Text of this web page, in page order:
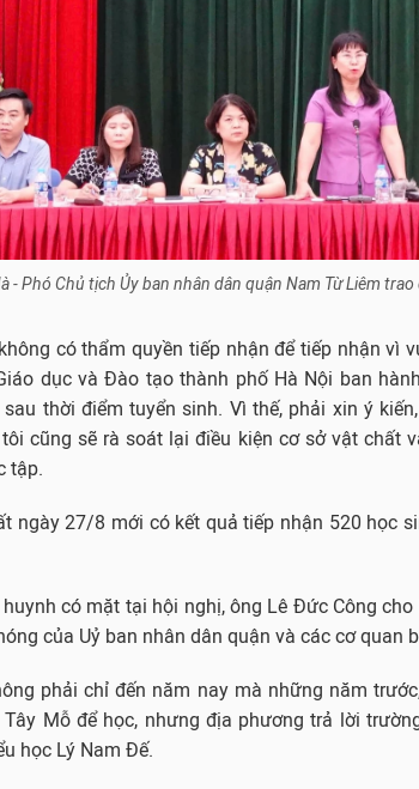
- Phó Chủ tịch Ủy ban nhân dân quận Nam Từ Liêm
có thẩm quyền tiếp nhận để tiếp nhận vì
dục và Đào tạo thành phố Hà Nội ban
thời điểm tuyển sinh. Vì thế, phải xin ý
cũng sẽ rà soát lại điều kiện cơ sở vật chất
tập.
ngày 27/8 mới có kết quả tiếp nhận 520 học
có mặt tại hội nghị, ông Lê Đức Công cho
của Uỷ ban nhân dân quận và các cơ quan
phải chỉ đến năm nay mà những năm
Mỗ để học, nhưng địa phương trả lời
học Lý Nam Đế.